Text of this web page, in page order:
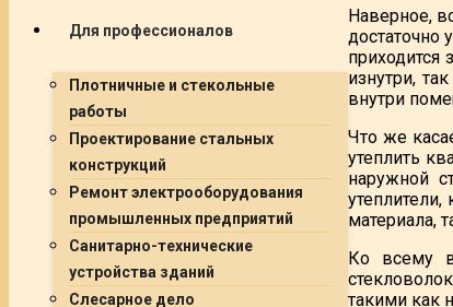
Для профессионалов
Плотничные и стекольные
работы
Проектирование стальных
конструкций
Ремонт электрооборудования
промышленных предприятий
Санитарно-технические
устройства зданий
Слесарное дело
Наверное,
достаточно
изнутри,
внутри
Что же
утеплить
наружной
материала,
Ко всему
такими как